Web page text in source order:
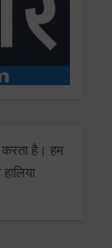
करता है। हम